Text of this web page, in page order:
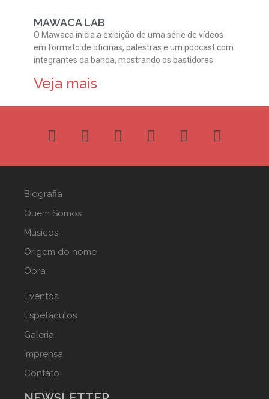
MAWACA LAB
O Mawaca inicia a exibição de uma série de vídeos
em formato de oficinas, palestras e um podcast com
integrantes da banda, mostrando os bastidores
Veja mais
Biografia
Quem Somos
Músicos
Origem do nome
Obra
Eventos
Espetáculos
Galeria
Imprensa
Contato